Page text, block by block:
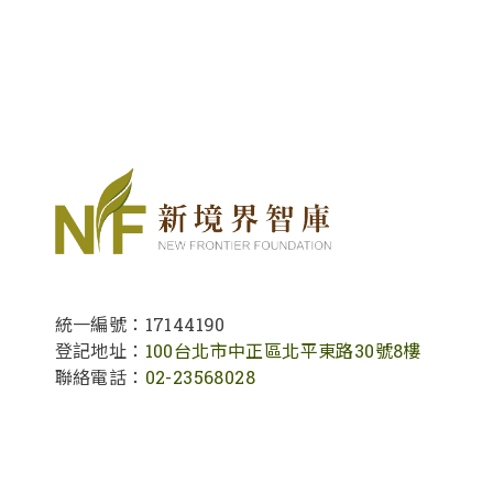
統一編號：17144190
登記地址： 100台北市中正區北平東路30號8樓
聯絡電話： 02-23568028